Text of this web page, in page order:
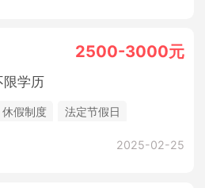
2500-3000元
限学历
休假制度
法定节假日
2025-02-25